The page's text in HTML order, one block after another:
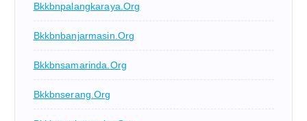
Bkkbnpalangkaraya.org
Bkkbnbanjarmasin.org
Bkkbnsamarinda.org
Bkkbnserang.org